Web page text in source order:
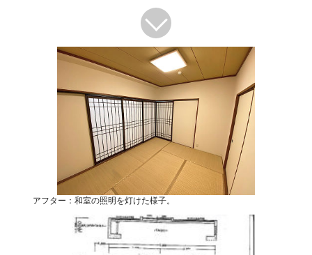
アフター：和室の照明を灯けた様子。